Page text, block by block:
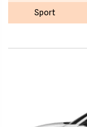
Sport